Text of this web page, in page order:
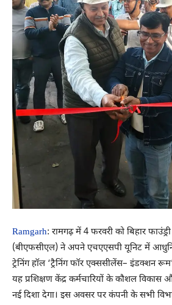
Ramgarh: रामगढ़ में 4 फरवरी को बिहार
(बीएफसीएल) ने अपने एचएएसपी यूनिट में
ट्रेनिंग हॉल ‘ट्रैनिंग फॉर एक्ससीलेंस– इंडक्शन
यह प्रशिक्षण केंद्र कर्मचारियों के कौशल विकास
नई दिशा देगा। इस अवसर पर कंपनी के सभी